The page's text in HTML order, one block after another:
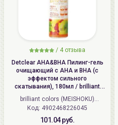
/ 4 отзыва
Detclear AHA&BHA Пилинг-гель
очищающий с AHA и BHA (с
эффектом сильного
скатывания), 180мл / brilliant
colors (MEISHOKU) Detclear
Bright&Peel AHA&BHA Fruits
Peeling Jelly
brilliant colors (MEISHOKU)
(Япония)
Код: 4902468226045
101.04 руб.